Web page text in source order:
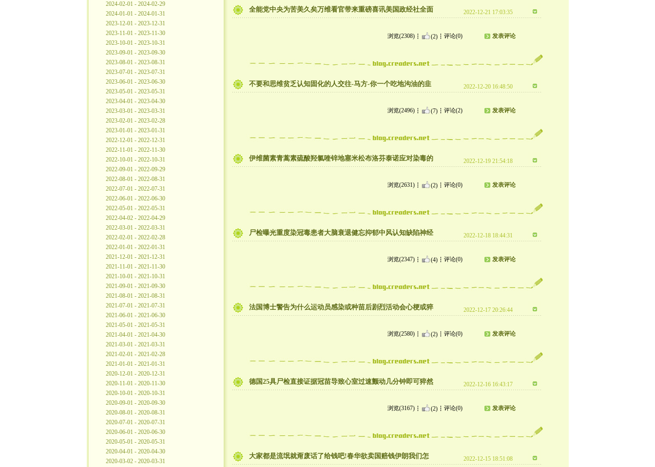
2024-02-01 - 2024-02-29
2024-01-01 - 2024-01-31
2023-12-01 - 2023-12-31
2023-11-01 - 2023-11-30
2023-10-01 - 2023-10-31
2023-09-01 - 2023-09-30
2023-08-01 - 2023-08-31
2023-07-01 - 2023-07-31
2023-06-01 - 2023-06-30
2023-05-01 - 2023-05-31
2023-04-01 - 2023-04-30
2023-03-01 - 2023-03-31
2023-02-01 - 2023-02-28
2023-01-01 - 2023-01-31
2022-12-01 - 2022-12-31
2022-11-01 - 2022-11-30
2022-10-01 - 2022-10-31
2022-09-01 - 2022-09-29
2022-08-01 - 2022-08-31
2022-07-01 - 2022-07-31
2022-06-01 - 2022-06-30
2022-05-01 - 2022-05-31
2022-04-02 - 2022-04-29
2022-03-01 - 2022-03-31
2022-02-01 - 2022-02-28
2022-01-01 - 2022-01-31
2021-12-01 - 2021-12-31
2021-11-01 - 2021-11-30
2021-10-01 - 2021-10-31
2021-09-01 - 2021-09-30
2021-08-01 - 2021-08-31
2021-07-01 - 2021-07-31
2021-06-01 - 2021-06-30
2021-05-01 - 2021-05-31
2021-04-01 - 2021-04-30
2021-03-01 - 2021-03-31
2021-02-01 - 2021-02-28
2021-01-01 - 2021-01-31
2020-12-01 - 2020-12-31
2020-11-01 - 2020-11-30
2020-10-01 - 2020-10-31
2020-09-01 - 2020-09-30
2020-08-01 - 2020-08-31
2020-07-01 - 2020-07-31
2020-06-01 - 2020-06-30
2020-05-01 - 2020-05-31
2020-04-01 - 2020-04-30
2020-03-02 - 2020-03-31
全能党中央为苦美久矣万维看官带来重磅喜讯美国政经社全面 2022-12-21 17:03:35
浏览(2308) (2) 评论(0) 发表评论
不要和思维贫乏认知固化的人交往-马方-你一个吃地沟油的韭 2022-12-20 16:48:50
浏览(2496) (7) 评论(2) 发表评论
伊维菌素青蒿素硫酸羟氯喹锌地塞米松布洛芬泰诺应对染毒的 2022-12-19 21:54:18
浏览(2631) (2) 评论(0) 发表评论
尸检曝光重度染冠毒患者大脑衰退健忘抑郁中风认知缺陷神经 2022-12-18 18:44:31
浏览(2347) (4) 评论(0) 发表评论
法国博士警告为什么运动员感染或种苗后剧烈活动会心梗或猝 2022-12-17 20:26:44
浏览(2580) (2) 评论(0) 发表评论
德国25具尸检直接证据冠苗导致心室过速颤动几分钟即可猝然 2022-12-16 16:43:17
浏览(3167) (2) 评论(0) 发表评论
大家都是流氓就甭废话了给钱吧!春华欲卖国赔钱伊朗我们怎 2022-12-15 18:51:08